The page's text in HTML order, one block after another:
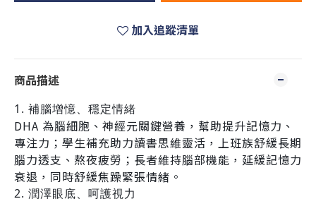
加入追蹤清單
商品描述
1. 補腦增憶、穩定情緒
DHA 為腦細胞、神經元關鍵營養，幫助提升記憶力、
專注力；學生補充助力讀書思維靈活，上班族舒緩長期
腦力透支、熬夜疲勞；長者維持腦部機能，延緩記憶力
衰退，同時舒緩焦躁緊張情緒。
2. 潤澤眼底、呵護視力